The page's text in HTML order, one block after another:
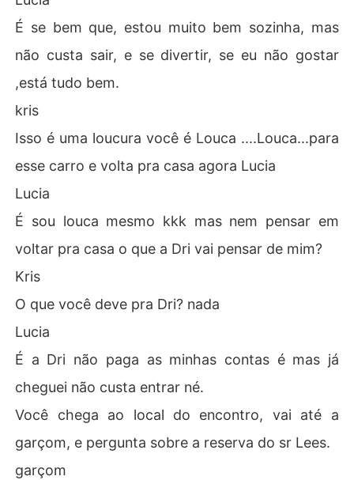
É se bem que, estou muito bem sozinha, mas
não custa sair, e se divertir, se eu não gostar
,está tudo bem.
kris
Isso é uma loucura você é Louca ....Louca...para
esse carro e volta pra casa agora Lucia
Lucia
É sou louca mesmo kkk mas nem pensar em
voltar pra casa o que a Dri vai pensar de mim?
Kris
O que você deve pra Dri? nada
Lucia
É a Dri não paga as minhas contas é mas já
cheguei não custa entrar né.
Você chega ao local do encontro, vai até a
garçom, e pergunta sobre a reserva do sr Lees.
garçom